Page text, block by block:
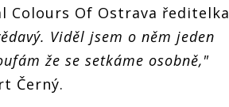
Colours Of Ostrava ředitelka
Viděl jsem o něm jeden
že se setkáme osobně,"
Černý.